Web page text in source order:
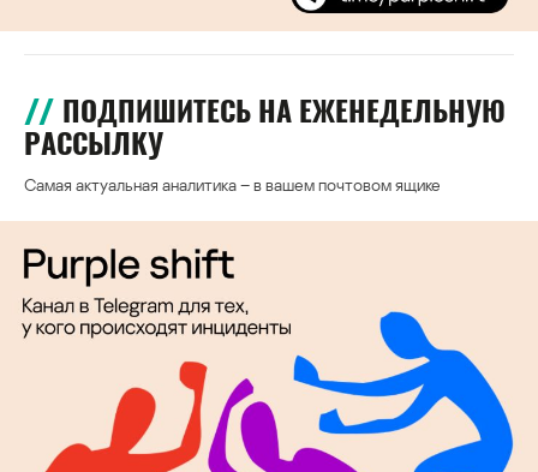
ПОДПИШИТЕСЬ НА ЕЖЕНЕДЕЛЬНУЮ
РАССЫЛКУ
Самая актуальная аналитика – в вашем почтовом ящике